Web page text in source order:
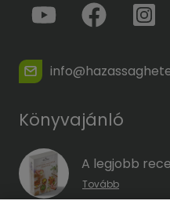
Könyvajánló
A legjobb
Tovább